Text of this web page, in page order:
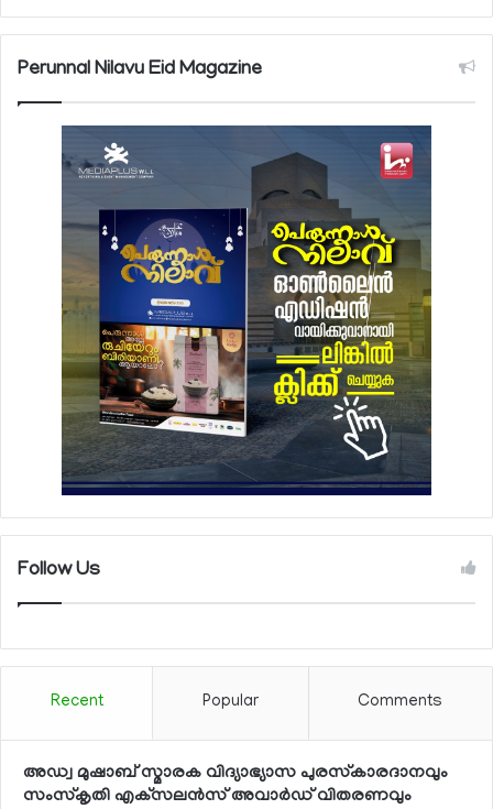
Perunnal Nilavu Eid Magazine
Follow Us
Recent Popular Comments
അഡ്വ മുഷാബ് സ്മാരക വിദ്യാഭ്യാസ പുരസ്‌കാരദാനവും
സംസ്‌കൃതി എക്‌സലന്‍സ് അവാര്‍ഡ് വിതരണവും